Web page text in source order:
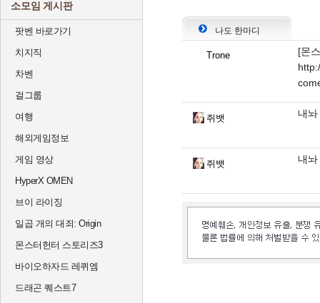
소모임 게시판
팟벤 바로가기
치지직
차벤
걸그룹
여행
해외게임정보
게임 영상
HyperX OMEN
브이 라이징
일곱 개의 대죄: Origin
몬스터헌터 스토리즈3
바이오하자드 레퀴엠
드래곤 퀘스트7
나도 한마디
Trone
[몬
쥐뱃 내놔
쥐뱃 내놔